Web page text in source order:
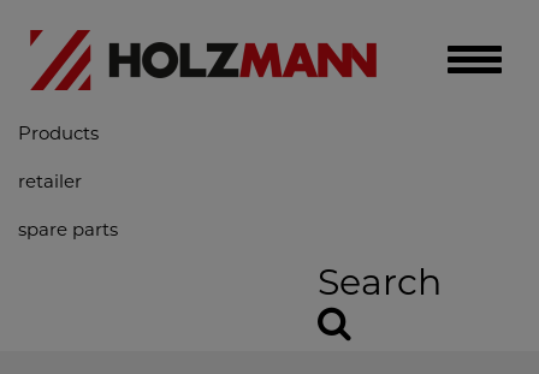
Toggle
Products
retailer
spare parts
Search